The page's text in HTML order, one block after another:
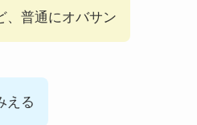
、普通にオバサン
える